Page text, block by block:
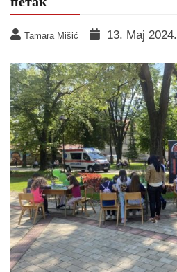
Tamara Mišić 13. Мај 2024.